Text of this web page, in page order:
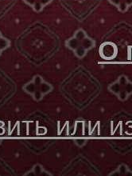
О
или